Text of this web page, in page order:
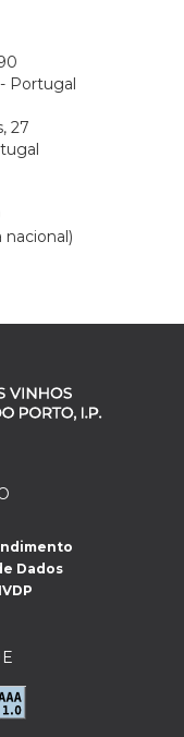
Portugal
27
nacional)
Dados